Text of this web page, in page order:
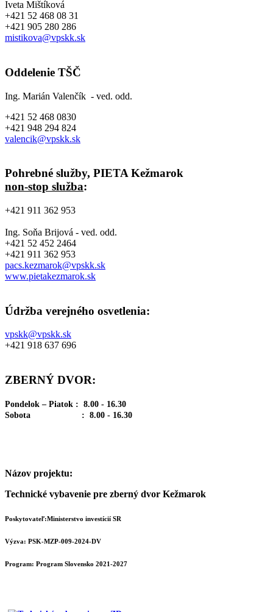
Iveta Mištíková
+421 52 468 08 31
+421 905 280 286
mistikova@vpskk.sk
Oddelenie TŠČ
Ing. Marián Valenčík - ved. odd.
+421 52 468 0830
+421 948 294 824
valencik@vpskk.sk
Pohrebné služby, PIETA Kežmarok
non-stop služba:
+421 911 362 953
Ing. Soňa Brijová - ved. odd.
+421 52 452 2464
+421 911 362 953
pacs.kezmarok@vpskk.sk
www.pietakezmarok.sk
Údržba verejného osvetlenia:
vpskk@vpskk.sk
+421 918 637 696
ZBERNÝ DVOR:
Pondelok – Piatok : 8.00 - 16.30
Sobota : 8.00 - 16.30
Názov projektu:
Technické vybavenie pre zberný dvor Kežmarok
Poskytovateľ:Ministerstvo investícií SR
Výzva: PSK-MZP-009-2024-DV
Program: Program Slovensko 2021-2027